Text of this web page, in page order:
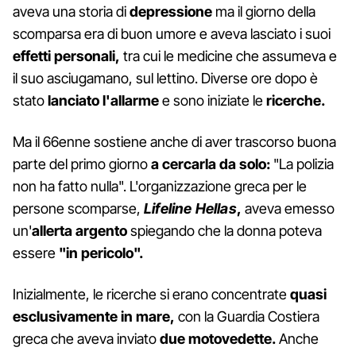
aveva una storia didepressione ma il giorno della
scomparsa era di buon umore e aveva lasciato i suoi
effetti personali, tra cui le medicine che assumeva e
il suo asciugamano, sul lettino. Diverse ore dopo è
statolanciato l'allarmee sono iniziate lericerche.
Ma il 66enne sostiene anche di aver trascorso buona
parte del primo giornoa cercarla da solo: "La polizia
non ha fatto nulla". L'organizzazione greca per le
persone scomparse, Lifeline Hellas, aveva emesso
un'allerta argentospiegando che la donna poteva
essere "in pericolo".
Inizialmente, le ricerche si erano concentratequasi
esclusivamente in mare, con la Guardia Costiera
greca che aveva inviatodue motovedette.Anche